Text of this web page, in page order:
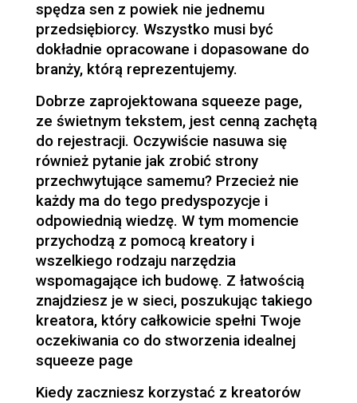
spędza sen z powiek nie jednemu
przedsiębiorcy. Wszystko musi być
dokładnie opracowane i dopasowane do
branży, którą reprezentujemy.
Dobrze zaprojektowana squeeze page,
ze świetnym tekstem, jest cenną zachętą
do rejestracji. Oczywiście nasuwa się
również pytanie jak zrobić strony
przechwytujące samemu? Przecież nie
każdy ma do tego predyspozycje i
odpowiednią wiedzę. W tym momencie
przychodzą z pomocą kreatory i
wszelkiego rodzaju narzędzia
wspomagające ich budowę. Z łatwością
znajdziesz je w sieci, poszukując takiego
kreatora, który całkowicie spełni Twoje
oczekiwania co do stworzenia idealnej
squeeze page
Kiedy zaczniesz korzystać z kreatorów